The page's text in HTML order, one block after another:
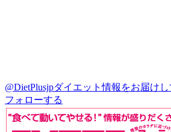
@DietPlusjpダイエット情報をお届け
フォローする